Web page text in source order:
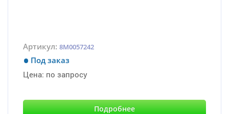
Артикул: 8M0057242
Под заказ
Цена: по запросу
Подробнее